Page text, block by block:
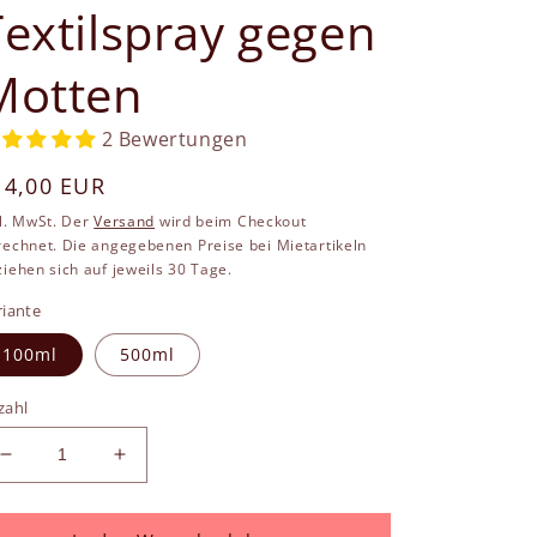
gegen
2 Bewertungen
EUR
MwSt. DerVersand wird beim Checkout
Die angegebenen Preise bei Mietartikeln
sich auf jeweils 30 Tage.
100ml 500ml
Verringere
die
Menge
Erhöhe
die
Menge